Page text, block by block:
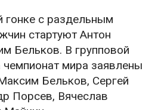
гонке с раздельным
стартуют Антон
Бельков. В групповой
чемпионат мира заявлены
Бельков, Сергей
Порсев, Вячеслав